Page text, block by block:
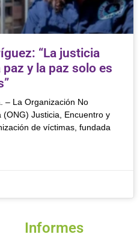
“La justicia
y la paz solo es
– La Organización No
Justicia, Encuentro y
de víctimas, fundada
Informes